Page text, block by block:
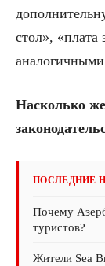
стол»,
Насколько же
ПОСЛЕДНИЕ
Почему
туристов?
Жители Sea